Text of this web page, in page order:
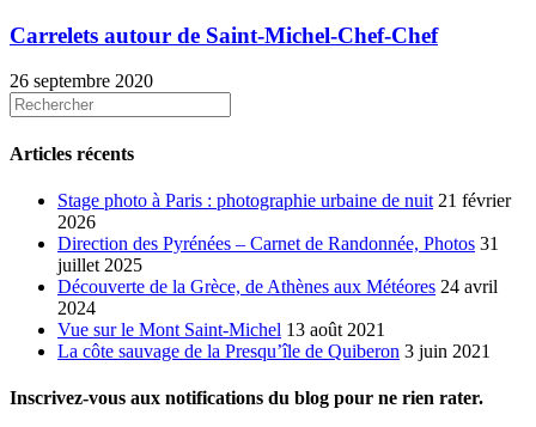
Carrelets autour de Saint-Michel-Chef-Chef
26 septembre 2020
Articles récents
Stage photo à Paris : photographie urbaine de nuit 21 février
2026
Direction des Pyrénées – Carnet de Randonnée, Photos 31
juillet 2025
Découverte de la Grèce, de Athènes aux Météores 24 avril
2024
Vue sur le Mont Saint-Michel 13 août 2021
La côte sauvage de la Presqu’île de Quiberon 3 juin 2021
Inscrivez-vous aux notifications du blog pour ne rien rater.